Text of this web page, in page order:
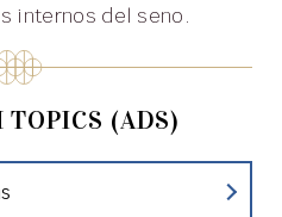
internos del seno.
TOPICS (ADS)